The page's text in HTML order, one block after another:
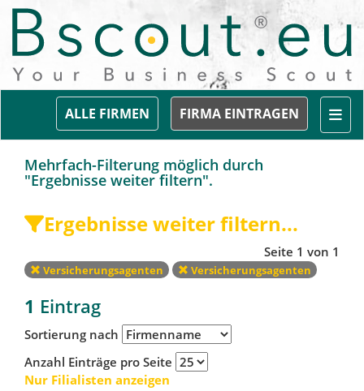
FIRMA EINTRAGEN
ALLE FIRMEN
Mehrfach-Filterung möglich durch
"Ergebnisse weiter filtern".
Ergebnisse weiter filtern...
Seite 1 von 1
Versicherungsagenten Versicherungsagenten
1 Eintrag
Sortierung nach
Anzahl Einträge pro Seite
Nur Filialisten anzeigen